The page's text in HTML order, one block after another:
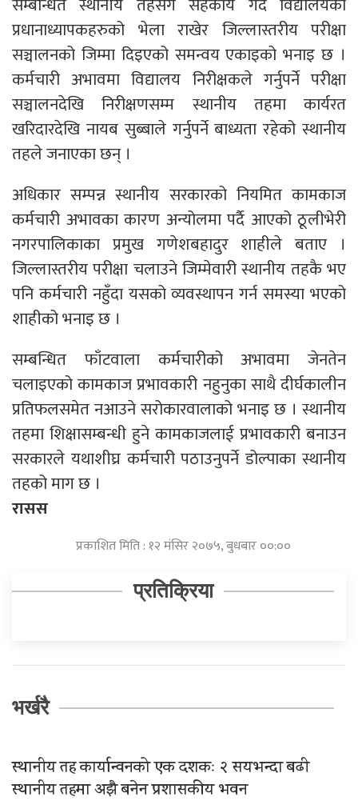
प्रधानाध्यापकहरुको भेला राखेर जिल्लास्तरीय परीक्षा
सञ्चालनको जिम्मा दिइएको समन्वय एकाइको भनाइ छ ।
कर्मचारी अभावमा विद्यालय निरीक्षकले गर्नुपर्ने परीक्षा
सञ्चालनदेखि निरीक्षणसम्म स्थानीय तहमा कार्यरत
खरिदारदेखि नायब सुब्बाले गर्नुपर्ने बाध्यता रहेको स्थानीय
तहले जनाएका छन् ।
अधिकार सम्पन्न स्थानीय सरकारको नियमित कामकाज
कर्मचारी अभावका कारण अन्योलमा पर्दै आएको ठूलीभेरी
नगरपालिकाका प्रमुख गणेशबहादुर शाहीले बताए ।
जिल्लास्तरीय परीक्षा चलाउने जिम्मेवारी स्थानीय तहकै भए
पनि कर्मचारी नहुँदा यसको व्यवस्थापन गर्न समस्या भएको
शाहीको भनाइ छ ।
सम्बन्धित फाँटवाला कर्मचारीको अभावमा जेनतेन
चलाइएको कामकाज प्रभावकारी नहुनुका साथै दीर्घकालीन
प्रतिफलसमेत नआउने सरोकारवालाको भनाइ छ । स्थानीय
तहमा शिक्षासम्बन्धी हुने कामकाजलाई प्रभावकारी बनाउन
सरकारले यथाशीघ्र कर्मचारी पठाउनुपर्ने डोल्पाका स्थानीय
तहको माग छ ।
रासस
प्रकाशित मिति : १२ मंसिर २०७५, बुधबार ००:००
प्रतिक्रिया
भर्खरै
स्थानीय तह कार्यान्वनको एक दशकः २ सयभन्दा बढी
स्थानीय तहमा अझै बनेन प्रशासकीय भवन